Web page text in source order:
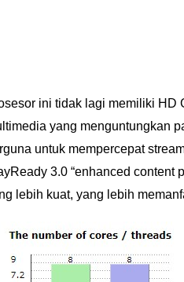
ini tidak lagi memiliki HD
yang menguntungkan
untuk mempercepat
3.0 “enhanced content
lebih kuat, yang lebih